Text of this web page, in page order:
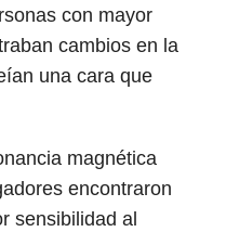
con mayor
cambios en la
una cara que
magnética
encontraron
sensibilidad al